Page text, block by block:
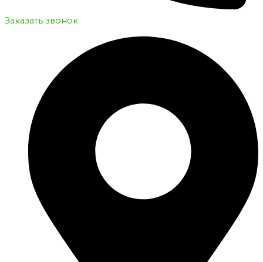
Заказать звонок